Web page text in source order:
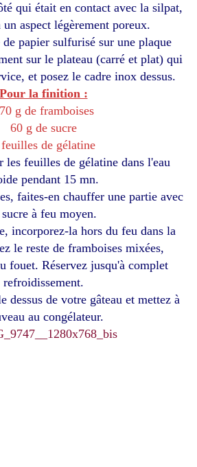
qui était en contact avec la silpat,
aspect légèrement poreux.
papier sulfurisé sur une plaque
sur le plateau (carré et plat) qui
et posez le cadre inox dessus.
Pour la finition :
g de framboises
60 g de sucre
de gélatine
feuilles de gélatine dans l'eau
pendant 15 mn.
faites-en chauffer une partie avec
à feu moyen.
incorporez-la hors du feu dans la
le reste de framboises mixées,
fouet. Réservez jusqu'à complet
refroidissement.
dessus de votre gâteau et mettez à
au congélateur.